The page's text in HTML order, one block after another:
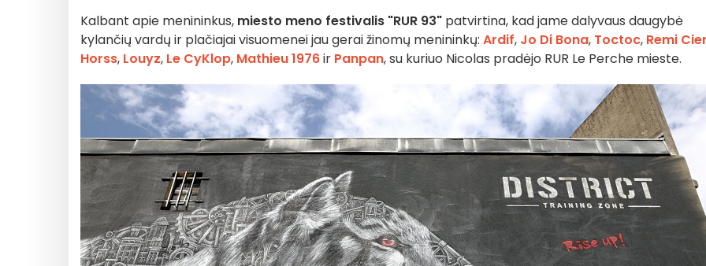
Kalbant apie menininkus, miesto meno festivalis "RUR 93" patvirtina, kad jame dalyvaus daugybė
kylančių vardų ir plačiajai visuomenei jau gerai žinomų menininkų: Ardif, Jo Di Bona, Toctoc, Remi
Horss, Louyz, Le CyKlop, Mathieu 1976ir Panpan, su kuriuo Nicolas pradėjo RUR Le Perche mieste.